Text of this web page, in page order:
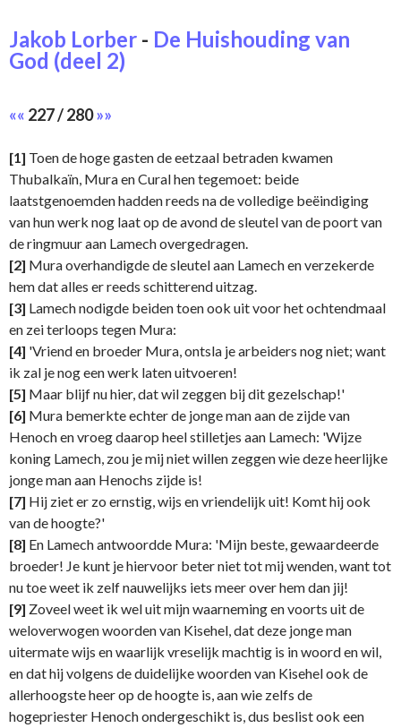
Jakob Lorber - De Huishouding van
God (deel 2)
«« 227 / 280»»
[1] Toen de hoge gasten de eetzaal betraden kwamen
Thubalkaïn, Mura en Cural hen tegemoet: beide
laatstgenoemden hadden reeds na de volledige beëindiging
van hun werk nog laat op de avond de sleutel van de poort van
de ringmuur aan Lamech overgedragen.
[2] Mura overhandigde de sleutel aan Lamech en verzekerde
hem dat alles er reeds schitterend uitzag.
[3] Lamech nodigde beiden toen ook uit voor het ochtendmaal
en zei terloops tegen Mura:
[4] 'Vriend en broeder Mura, ontsla je arbeiders nog niet; want
ik zal je nog een werk laten uitvoeren!
[5] Maar blijf nu hier, dat wil zeggen bij dit gezelschap!'
[6] Mura bemerkte echter de jonge man aan de zijde van
Henoch en vroeg daarop heel stilletjes aan Lamech: 'Wijze
koning Lamech, zou je mij niet willen zeggen wie deze heerlijke
jonge man aan Henochs zijde is!
[7] Hij ziet er zo ernstig, wijs en vriendelijk uit! Komt hij ook
van de hoogte?'
[8] En Lamech antwoordde Mura: 'Mijn beste, gewaardeerde
broeder! Je kunt je hiervoor beter niet tot mij wenden, want tot
nu toe weet ik zelf nauwelijks iets meer over hem dan jij!
[9] Zoveel weet ik wel uit mijn waarneming en voorts uit de
weloverwogen woorden van Kisehel, dat deze jonge man
uitermate wijs en waarlijk vreselijk machtig is in woord en wil,
en dat hij volgens de duidelijke woorden van Kisehel ook de
allerhoogste heer op de hoogte is, aan wie zelfs de
hogepriester Henoch ondergeschikt is, dus beslist ook een